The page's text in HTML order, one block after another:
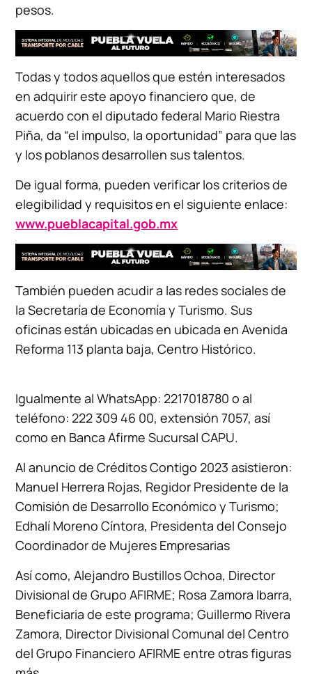
pesos.
Todas y todos aquellos que estén interesados
en adquirir este apoyo financiero que, de
acuerdo con el diputado federal Mario Riestra
Piña, da “el impulso, la oportunidad” para que las
y los poblanos desarrollen sus talentos.
De igual forma, pueden verificar los criterios de
elegibilidad y requisitos en el siguiente enlace:
www.pueblacapital.gob.mx
También pueden acudir a las redes sociales de
la Secretaría de Economía y Turismo. Sus
oficinas están ubicadas en ubicada en Avenida
Reforma 113 planta baja, Centro Histórico.
Igualmente al WhatsApp: 2217018780 o al
teléfono: 222 309 46 00, extensión 7057, así
como en Banca Afirme Sucursal CAPU.
Al anuncio de Créditos Contigo 2023 asistieron:
Manuel Herrera Rojas, Regidor Presidente de la
Comisión de Desarrollo Económico y Turismo;
Edhalí Moreno Cíntora, Presidenta del Consejo
Coordinador de Mujeres Empresarias
Así como, Alejandro Bustillos Ochoa, Director
Divisional de Grupo AFIRME; Rosa Zamora Ibarra,
Beneficiaria de este programa; Guillermo Rivera
Zamora, Director Divisional Comunal del Centro
del Grupo Financiero AFIRME entre otras figuras